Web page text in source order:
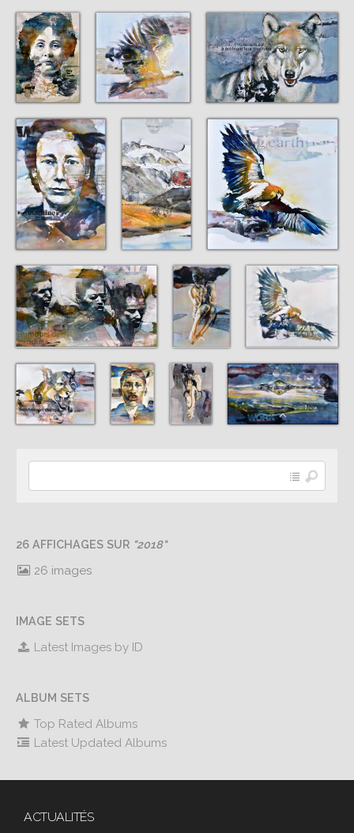
26 AFFICHAGES SUR "2018"
26 images
IMAGE SETS
Latest Images by ID
ALBUM SETS
Top Rated Albums
Latest Updated Albums
ACTUALITÉS